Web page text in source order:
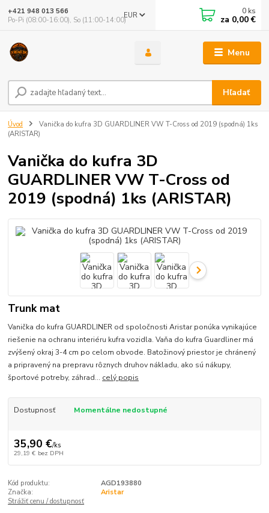
Menu
EUR
Hľadať
+421 948 013 566
Po-Pi (08:00-16:00), So (11:00-14:00)
0 ks
za 0,00 €
Úvod
Vanička do kufra 3D GUARDLINER VW T-Cross od 2019 (spodná) 1ks
(ARISTAR)
Vanička do kufra 3D
GUARDLINER VW T-Cross od
2019 (spodná) 1ks (ARISTAR)
Trunk mat
Vanička do kufra GUARDLINER od spoločnosti Aristar ponúka vynikajúce
riešenie na ochranu interiéru kufra vozidla. Vaňa do kufra Guardliner má
zvýšený okraj 3-4 cm po celom obvode. Batožinový priestor je chránený
a pripravený na prepravu rôznych druhov nákladu, ako sú nákupy,
športové potreby, záhrad... celý popis
Dostupnosť Momentálne nedostupné
35,90 €/ks
29,19 € bez DPH
Kód produktu:
AGD193880
Značka:
Aristar
Strážiť cenu / dostupnosť